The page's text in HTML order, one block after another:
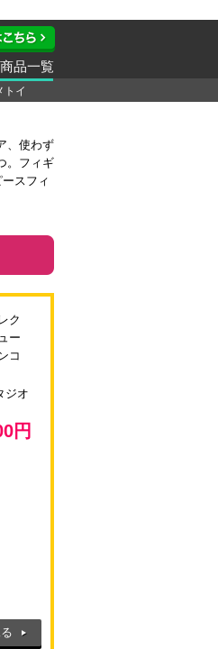
品一覧
トイ
、使わず
。フィギ
スフィ
ク
ー
コ
ジオ
円